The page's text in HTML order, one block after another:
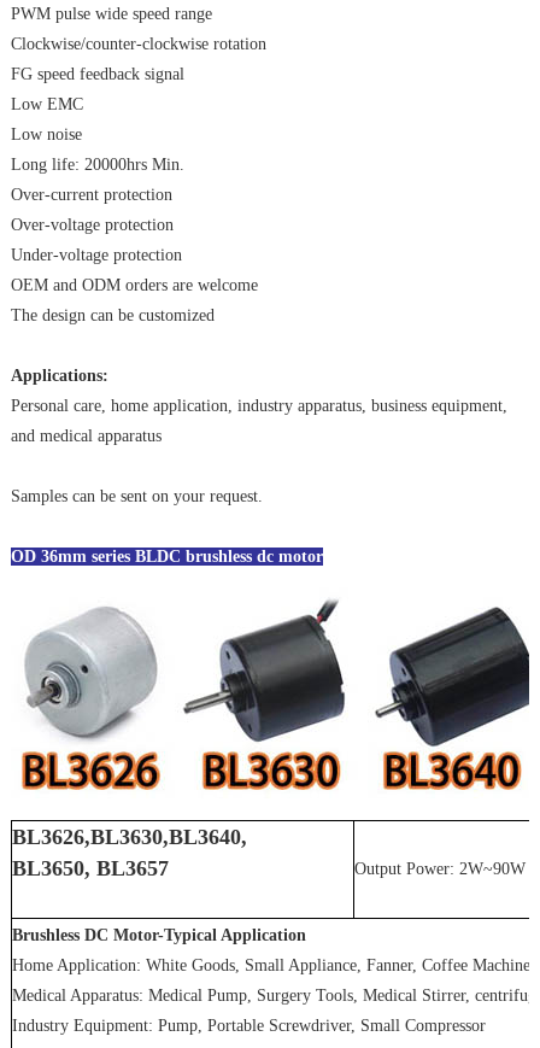
PWM pulse wide speed range
Clockwise/counter-clockwise rotation
FG speed feedback signal
Low EMC
Low noise
Long life: 20000hrs Min.
Over-current protection
Over-voltage protection
Under-voltage protection
OEM and ODM orders are welcome
The design can be customized
Applications:
Personal care, home application, industry apparatus, business equipment,
and medical apparatus
Samples can be sent on your request.
OD 36mm series BLDC brushless dc motor
BL3626,BL3630,BL3640,
BL3650, BL3657
Output Power: 2W~90W
Brushless DC Motor-Typical Application
Home Application: White Goods, Small Appliance, Fanner, Coffee
Medical Apparatus: Medical Pump, Surgery Tools, Medical Stirrer,
Industry Equipment: Pump, Portable Screwdriver, Small Compressor